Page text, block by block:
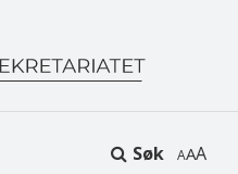
Søk A